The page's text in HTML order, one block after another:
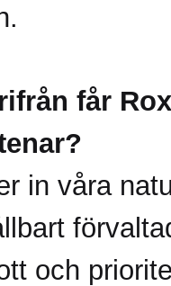
får
in våra
och